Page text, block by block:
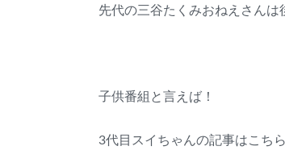
先代の三谷たくみおねえさんは
子供番組と言えば！
3代目スイちゃんの記事はこち